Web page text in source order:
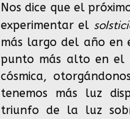
Nos dice que el
experimentar el
más largo del año en
punto más alto en el
cósmica,
tenemos más luz
triunfo de la luz